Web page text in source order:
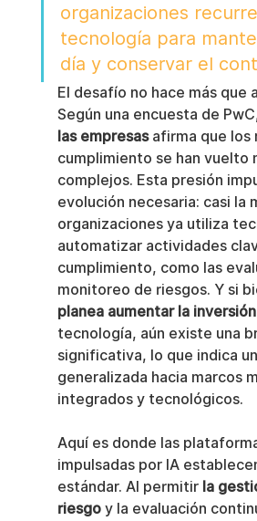
organizaciones
tecnología para
día y conservar el
El desafío no hace más que
Según una encuesta de
las empresas afirma que los
cumplimiento se han vuelto
complejos. Esta presión
evolución necesaria: casi la
organizaciones ya utiliza
automatizar actividades
cumplimiento, como las
monitoreo de riesgos. Y si
planea aumentar la inversión
tecnología, aún existe una
significativa, lo que indica
generalizada hacia marcos
integrados y tecnológicos.
Aquí es donde las
impulsadas por IA
estándar. Al permitir la
riesgo y la evaluación